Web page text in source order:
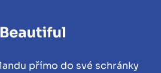
přímo do své schránky